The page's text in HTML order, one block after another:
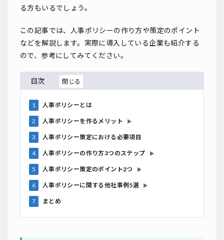
る方もいるでしょう。
この記事では、人事ポリシーの作り方や策定のポイント
などを解説します。実際に導入している企業も紹介する
ので、参考にしてみてください。
目次
1 人事ポリシーとは
2 人事ポリシーを作るメリット ▶
3 人事ポリシー策定における必要項目
4 人事ポリシーの作り方3つのステップ ▶
5 人事ポリシー策定のポイント2つ ▶
6 人事ポリシーに関する他社事例5選 ▶
7 まとめ